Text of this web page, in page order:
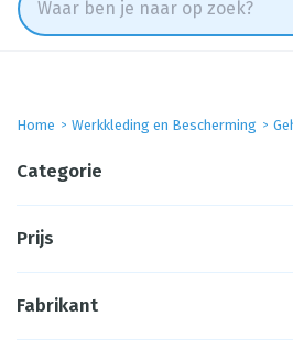
Home Werkkleding en Bescherming
Categorie
Prijs
Fabrikant